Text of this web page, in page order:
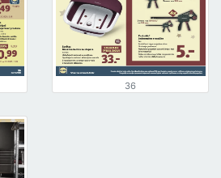
36